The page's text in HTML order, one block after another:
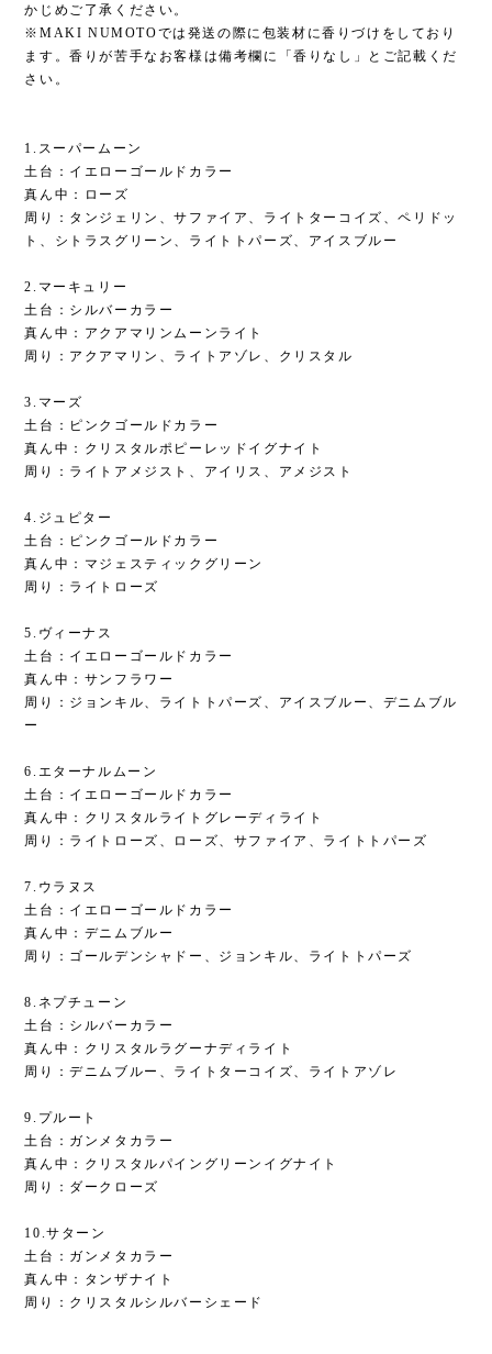
かじめご了承ください。
※MAKI NUMOTOでは発送の際に包装材に香りづけをしており
ます。香りが苦手なお客様は備考欄に「香りなし」とご記載くだ
さい。
1.スーパームーン
土台：イエローゴールドカラー
真ん中：ローズ
周り：タンジェリン、サファイア、ライトターコイズ、ペリドッ
ト、シトラスグリーン、ライトトパーズ、アイスブルー
2.マーキュリー
土台：シルバーカラー
真ん中：アクアマリンムーンライト
周り：アクアマリン、ライトアゾレ、クリスタル
3.マーズ
土台：ピンクゴールドカラー
真ん中：クリスタルポピーレッドイグナイト
周り：ライトアメジスト、アイリス、アメジスト
4.ジュピター
土台：ピンクゴールドカラー
真ん中：マジェスティックグリーン
周り：ライトローズ
5.ヴィーナス
土台：イエローゴールドカラー
真ん中：サンフラワー
周り：ジョンキル、ライトトパーズ、アイスブルー、デニムブル
ー
6.エターナルムーン
土台：イエローゴールドカラー
真ん中：クリスタルライトグレーディライト
周り：ライトローズ、ローズ、サファイア、ライトトパーズ
7.ウラヌス
土台：イエローゴールドカラー
真ん中：デニムブルー
周り：ゴールデンシャドー、ジョンキル、ライトトパーズ
8.ネプチューン
土台：シルバーカラー
真ん中：クリスタルラグーナディライト
周り：デニムブルー、ライトターコイズ、ライトアゾレ
9.プルート
土台：ガンメタカラー
真ん中：クリスタルパイングリーンイグナイト
周り：ダークローズ
10.サターン
土台：ガンメタカラー
真ん中：タンザナイト
周り：クリスタルシルバーシェード